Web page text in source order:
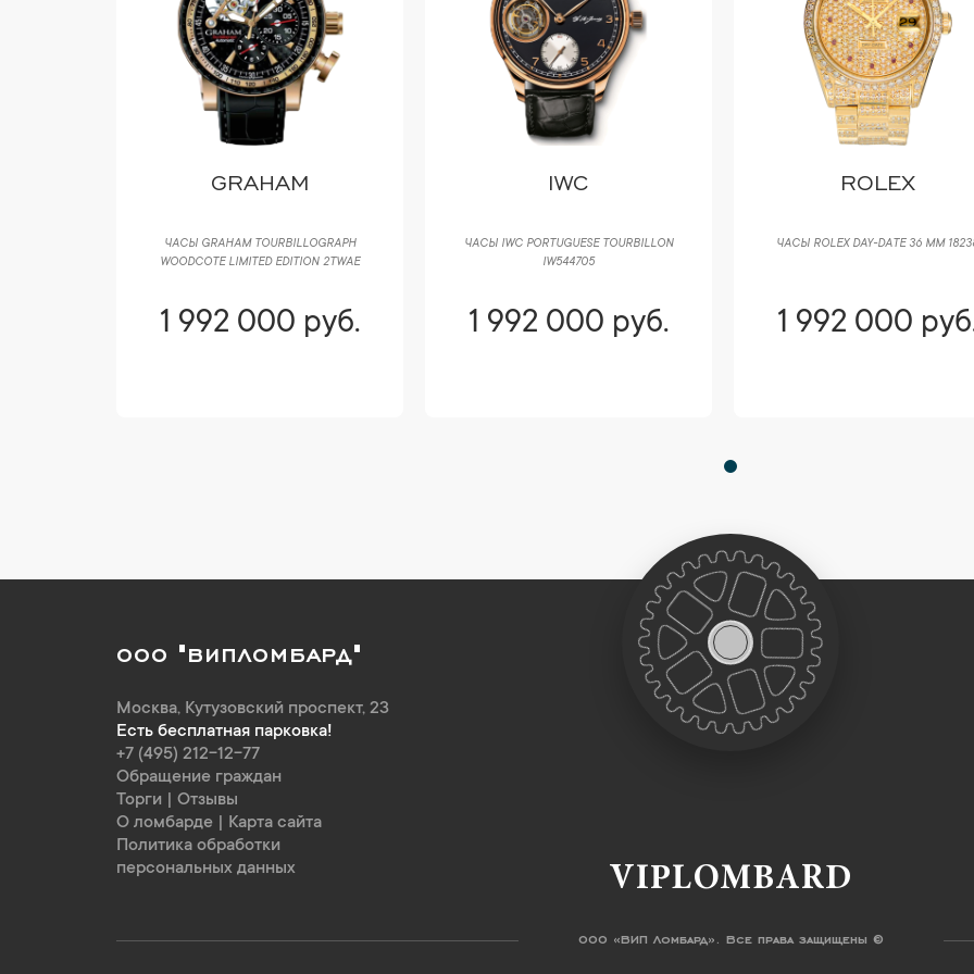
GRAHAM
ЧАСЫ GRAHAM TOURBILLOGRAPH
WOODCOTE LIMITED EDITION 2TWAE
1 992 000 руб.
IWC
ЧАСЫ IWC PORTUGUESE TOURBILLON
IW544705
1 992 000 руб.
ROLEX
ЧАСЫ ROLEX DAY-DATE 36 ММ
1 992 000
ООО "ВИПЛОМБАРД"
Москва, Кутузовский проспект, 23
Есть бесплатная парковка!
+7 (495) 212-12-77
Обращение граждан
Торги
Отзывы
О ломбарде
Карта сайта
Политика обработки
персональных данных
VIPLOMBARD
ООО «ВИП Ломбард». Все права защищены ©